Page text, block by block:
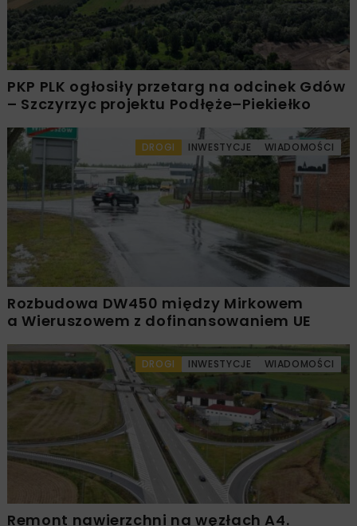
PKP PLK ogłosiły przetarg na odcinek Gdów
– Szczyrzyc projektu Podłęże–Piekiełko
DROGI INWESTYCJE WIADOMOŚCI
Rozbudowa DW450 między Mirkowem
a Wieruszowem z dofinansowaniem UE
DROGI INWESTYCJE WIADOMOŚCI
Remont nawierzchni na węzłach A4.